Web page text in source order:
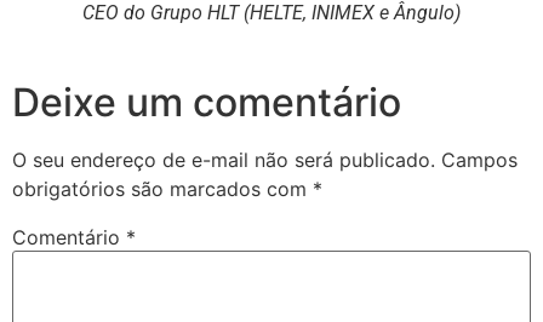
CEO do Grupo HLT (HELTE, INIMEX e Ângulo)
Deixe um comentário
O seu endereço de e-mail não será publicado. Campos
obrigatórios são marcados com *
Comentário *